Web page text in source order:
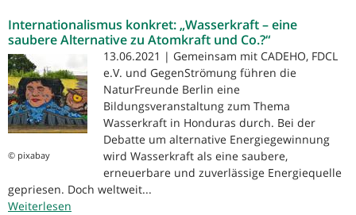
Berlin,
BUND
Berlin,
Berliner
Wassertisch,
Wite
anlässlich
Neubesetzung
Stelle
Internationalismus konkret: „Wasserkraft – eine
saubere Alternative zu Atomkraft und Co.?“
© pixabay
13.06.2021 | Gemeinsam mit CADEHO, FDCL
e.V. und GegenStrömung führen die
NaturFreunde Berlin eine
Bildungsveranstaltung zum Thema
Wasserkraft in Honduras durch. Bei der
Debatte um alternative Energiegewinnung
wird Wasserkraft als eine saubere,
erneuerbare und zuverlässige Energiequelle
gepriesen. Doch weltweit...
Weiterlesen